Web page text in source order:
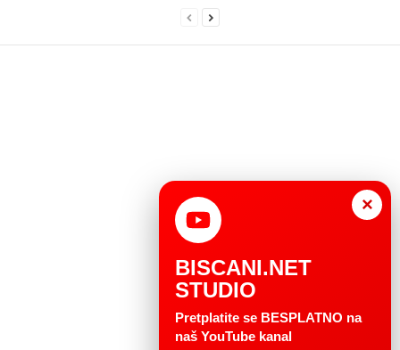
×
BISCANI.NET
STUDIO
Pretplatite se BESPLATNO na
naš YouTube kanal